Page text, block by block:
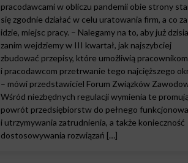
pracodawcami w obliczu pandemii obie strony
się zgodnie działać w celu uratowania firm, a co
idzie, miejsc pracy. – Nalegamy na to, aby już
zanim wejdziemy w III kwartał, jak najszybciej
zbudować przepisy, które umożliwią pracownikom
i pracodawcom przetrwanie tego najcięższego
– mówi przedstawiciel Forum Związków
Wśród niezbędnych regulacji wymienia te
powrót przedsiębiorstw do pełnego
i utrzymywania zatrudnienia, a także konieczność
dostosowywania rozwiązań […]